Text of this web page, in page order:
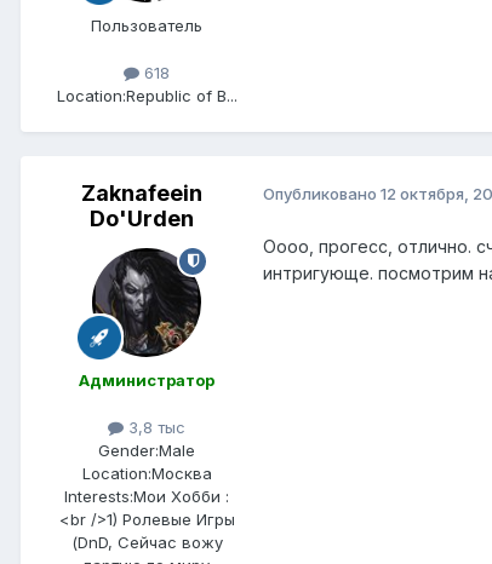
Пользователь
618
Location:Republic of B...
Zaknafeein
Do'Urden
Администратор
3,8 тыс
Gender:Male
Location:Москва
Interests:Мои Хобби :
<br />1) Ролевые Игры
(DnD, Сейчас вожу
Опубликовано 12 октября,
Оооо, прогесс, отлично.
интригующе. посмотрим